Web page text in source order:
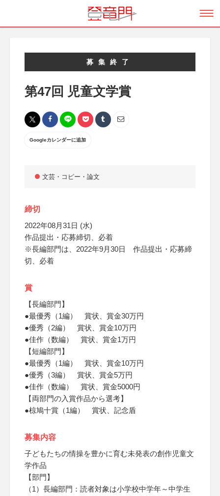
募集終了
第47回 児童文学賞
Googleカレンダーに追加
文芸・コピー・論文
締切
2022年08月31日 (水)
作品提出・応募締切、必着
※長編部門は、2022年9月30日 作品提出・応募締
切、必着
賞
【長編部門】
●最優秀（1編） 賞状、賞金30万円
●優秀（2編） 賞状、賞金10万円
●佳作（数編） 賞状、賞金1万円
【短編部門】
●最優秀（1編） 賞状、賞金10万円
●優秀（3編） 賞状、賞金5万円
●佳作（数編） 賞状、賞金5000円
【両部門の入賞作品から選考】
●椋鳩十賞（1編） 賞状、記念盾
募集内容
子どもたちの情操を豊かに育む未発表の創作児童文
学作品
【部門】
（1）長編部門：読者対象は小学校中学年～中学生